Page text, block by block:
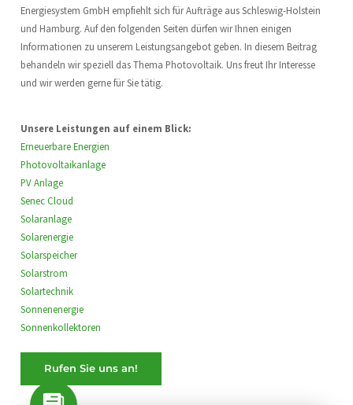
Energiesystem GmbH empfiehlt sich für Aufträge aus Schleswig-Holstein
und Hamburg. Auf den folgenden Seiten dürfen wir Ihnen einigen
Informationen zu unserem Leistungsangebot geben. In diesem Beitrag
behandeln wir speziell das Thema Photovoltaik. Uns freut Ihr Interesse
und wir werden gerne für Sie tätig.
Unsere Leistungen auf einem Blick:
Erneuerbare Energien
Photovoltaikanlage
PV Anlage
Senec Cloud
Solaranlage
Solarenergie
Solarspeicher
Solarstrom
Solartechnik
Sonnenenergie
Sonnenkollektoren
Rufen Sie uns an!